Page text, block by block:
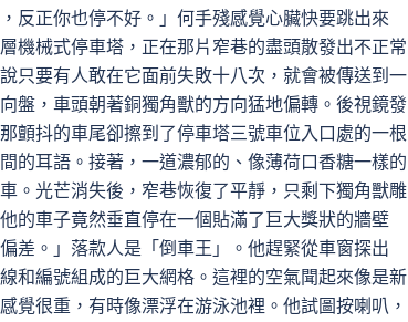
反正你也停不好。」何手殘感覺心臟快要跳出來
機械式停車塔，正在那片窄巷的盡頭散發出不正常
只要有人敢在它面前失敗十八次，就會被傳送到一
盤，車頭朝著銅獨角獸的方向猛地偏轉。後視鏡發
顫抖的車尾卻擦到了停車塔三號車位入口處的一根
的耳語。接著，一道濃郁的、像薄荷口香糖一樣的
。光芒消失後，窄巷恢復了平靜，只剩下獨角獸雕
的車子竟然垂直停在一個貼滿了巨大獎狀的牆壁
。」落款人是「倒車王」。他趕緊從車窗探出
和編號組成的巨大網格。這裡的空氣聞起來像是新
覺很重，有時像漂浮在游泳池裡。他試圖按喇叭，